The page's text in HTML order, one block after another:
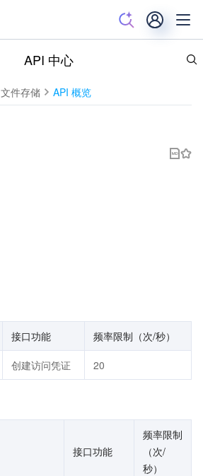
API 中心
文件存储 API 概览
接口功能 频率限制（次/秒）
创建访问凭证 20
接口功能
频率限制
（次/
秒）